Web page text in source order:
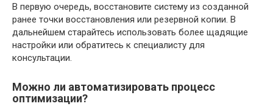
В первую очередь, восстановите систему из созданной
ранее точки восстановления или резервной копии. В
дальнейшем старайтесь использовать более щадящие
настройки или обратитесь к специалисту для
консультации.
Можно ли автоматизировать процесс
оптимизации?